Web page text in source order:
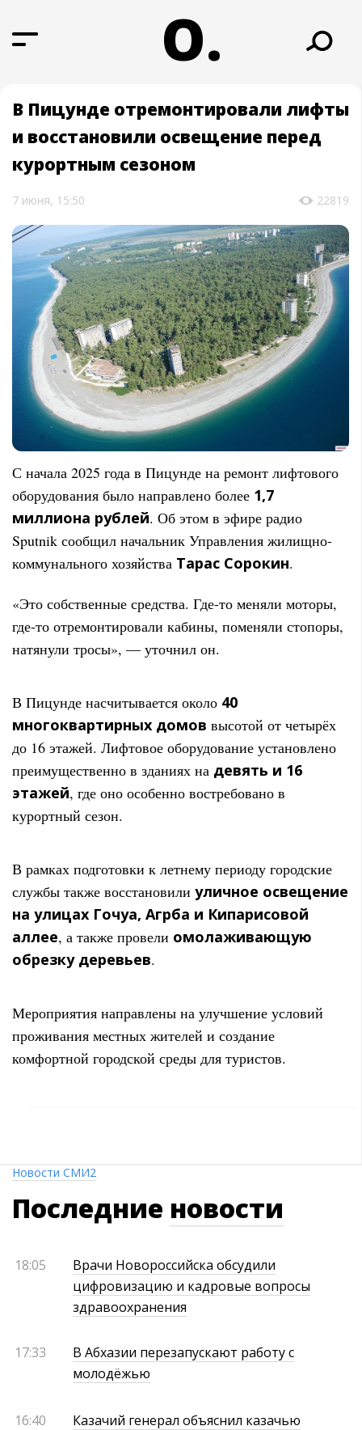
О.
В Пицунде отремонтировали лифты
и восстановили освещение перед
курортным сезоном
7 июня, 15:50 22819
С начала 2025 года в Пицунде на ремонт лифтового
оборудования было направлено более 1,7
миллиона рублей. Об этом в эфире радио
Sputnik сообщил начальник Управления жилищно-
коммунального хозяйства Тарас Сорокин.
«Это собственные средства. Где-то меняли моторы,
где-то отремонтировали кабины, поменяли стопоры,
натянули тросы», — уточнил он.
В Пицунде насчитывается около 40
многоквартирных домов высотой от четырёх
до 16 этажей. Лифтовое оборудование установлено
преимущественно в зданиях на девять и 16
этажей, где оно особенно востребовано в
курортный сезон.
В рамках подготовки к летнему периоду городские
службы также восстановили уличное освещение
на улицах Гочуа, Агрба и Кипарисовой
аллее, а также провели омолаживающую
обрезку деревьев.
Мероприятия направлены на улучшение условий
проживания местных жителей и создание
комфортной городской среды для туристов.
Новости СМИ2
Последние новости
18:05
Врачи Новороссийска обсудили
цифровизацию и кадровые вопросы
здравоохранения
17:33
В Абхазии перезапускают работу с
молодёжью
16:40
Казачий генерал объяснил казачью